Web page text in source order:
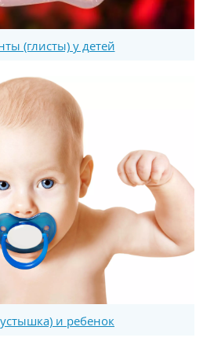
(глисты) у детей
и ребенок